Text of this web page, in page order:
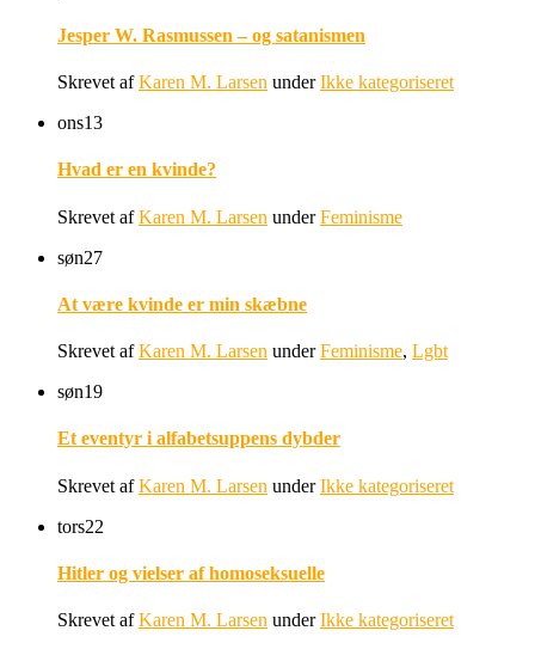
Jesper W. Rasmussen – og satanismen
Skrevet afKaren M. Larsen underIkke kategoriseret
ons13
Hvad er en kvinde?
Skrevet afKaren M. Larsen underFeminisme
søn27
At være kvinde er min skæbne
Skrevet afKaren M. Larsen underFeminisme, Lgbt
søn19
Et eventyr i alfabetsuppens dybder
Skrevet afKaren M. Larsen underIkke kategoriseret
tors22
Hitler og vielser af homoseksuelle
Skrevet afKaren M. Larsen underIkke kategoriseret